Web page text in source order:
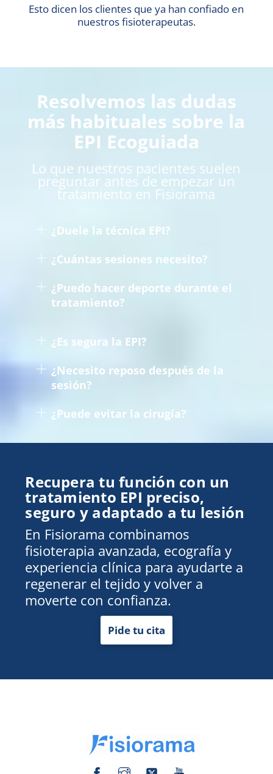
Esto dicen los clientes que ya han confiado en
nuestros fisioterapeutas.
Resolvemos las dudas
más habituales sobre la
EPI Ecoguiada
Lo que nuestros pacientes suelen
preguntar antes de empezar un
tratamiento en Fisiorama
¿Duele la técnica EPI?
¿Cuántas sesiones necesito?
¿Puedo hacer deporte durante el
tratamiento?
¿Es segura la EPI?
¿Necesito reposo después de la
sesión?
¿Puede evitar la cirugía?
Recupera tu función con un
tratamiento EPI preciso,
seguro y adaptado a tu lesión
En Fisiorama combinamos
fisioterapia avanzada, ecografía y
experiencia clínica para ayudarte a
regenerar el tejido y volver a
moverte con confianza.
Pide tu cita
FacebookInstagram
Twitter